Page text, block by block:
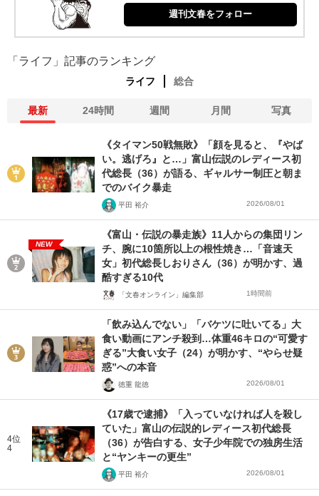
週刊文春をフォロー
「ライフ」記事のランキング
ライフ 総合
最新 24時間 週間 月間 写真
《タイマン50戦無敗》「顔を見ると、『やば
い。逃げろ』と…」富山伝説のレディース初
代総長（36）が語る、ギャルサー制圧と朝ま
でのバイク暴走
平田 裕介 2026/08/01
NEW
《富山・伝説の暴走族》11人からの集団リン
チ、腕に10箇所以上の根性焼き…「音速天
女」初代総長しおりさん（36）が明かす、過
酷すぎる10代
「文春オンライン」編集部 1時間前
「飲み込んでない」「バケツに吐いてる」大
食い動画にアンチ殺到…体重46キロの“可愛す
ぎる”大食い女子（24）が明かす、“やらせ疑
惑”への本音
徳重 龍徳 2026/08/01
4位
4
《17歳で逮捕》「入っていなければ人を殺し
ていた」富山の伝説的レディース初代総長
（36）が告白する、女子少年院での独房生活
と“ヤンキーの更生”
平田 裕介 2026/08/01